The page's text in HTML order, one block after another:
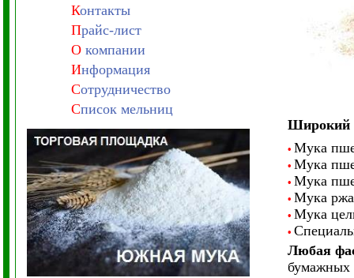
Контакты
Прайс-лист
Окомпании
Информация
Сотрудничество
Список мельниц
Широкий
• Мука
• Мука
• Мука
• Мука
• Мука
•
Любая
бумажных